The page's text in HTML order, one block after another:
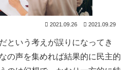
2021.09.26 2021.09.29
という考えが誤りになってき
の声を集めれば結果的に民主的